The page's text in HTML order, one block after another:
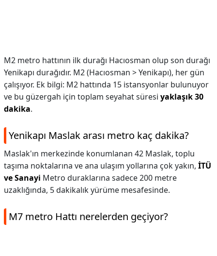
M2 metro hattının ilk durağı Hacıosman olup son durağı
Yenikapı durağıdır. M2 (Hacıosman > Yenikapı), her gün
çalışıyor. Ek bilgi: M2 hattında 15 i̇stansyonlar bulunuyor
ve bu güzergah için toplam seyahat süresi yaklaşık 30
dakika.
Yenikapı Maslak arası metro kaç dakika?
Maslak'ın merkezinde konumlanan 42 Maslak, toplu
taşıma noktalarına ve ana ulaşım yollarına çok yakın, İTÜ
ve Sanayi Metro duraklarına sadece 200 metre
uzaklığında, 5 dakikalık yürüme mesafesinde.
M7 metro Hattı nerelerden geçiyor?